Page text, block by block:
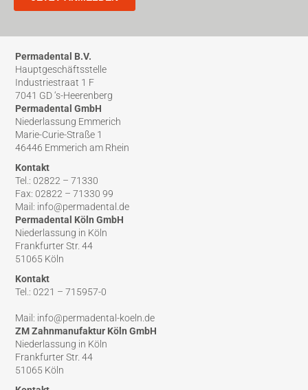
Permadental B.V.
Hauptgeschäftsstelle
Industriestraat 1 F
7041 GD ‘s-Heerenberg
Permadental GmbH
Niederlassung Emmerich
Marie-Curie-Straße 1
46446 Emmerich am Rhein
Kontakt
Tel.: 02822 – 71330
Fax: 02822 – 71330 99
Mail: info@permadental.de
Permadental Köln GmbH
Niederlassung in Köln
Frankfurter Str. 44
51065 Köln
Kontakt
Tel.: 0221 – 715957-0
Mail: info@permadental-koeln.de
ZM Zahnmanufaktur Köln GmbH
Niederlassung in Köln
Frankfurter Str. 44
51065 Köln